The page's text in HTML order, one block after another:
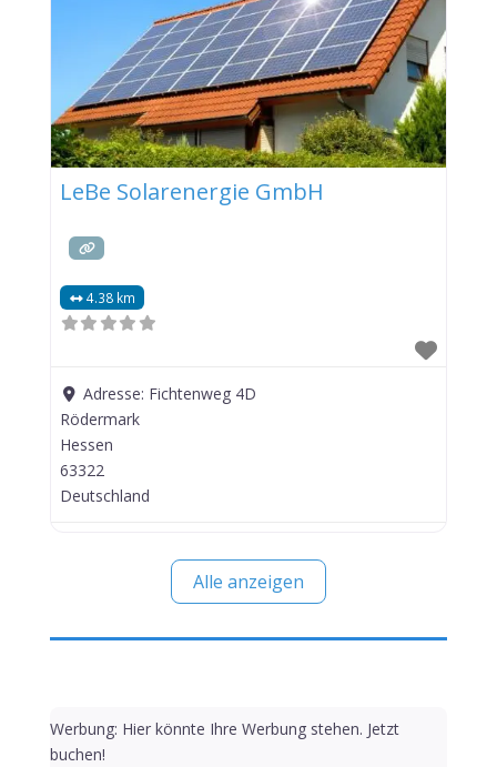
LeBe Solarenergie GmbH
4.38 km
Adresse: Fichtenweg 4D
Rödermark
Hessen
63322
Deutschland
Alle anzeigen
Werbung: Hier könnte Ihre Werbung stehen. Jetzt
buchen!